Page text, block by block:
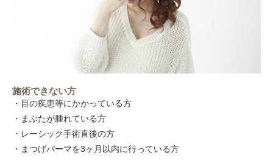
施術できない方
・目の疾患等にかかっている方
・まぶたが腫れている方
・レーシック手術直後の方
・まつげパーマを3ヶ月以内に行っている方